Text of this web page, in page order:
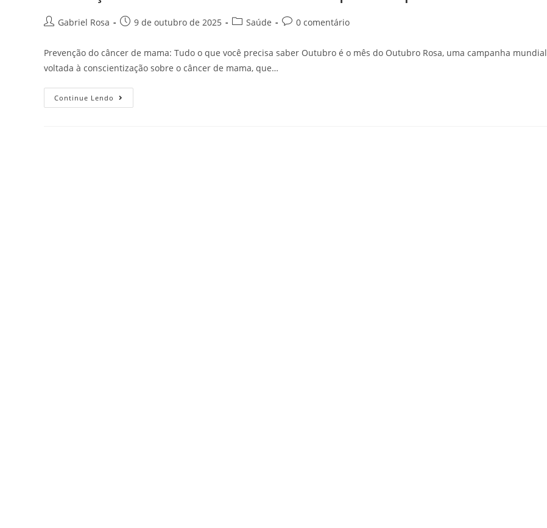
Gabriel Rosa 9 de outubro de 2025 Saúde 0 comentário
Prevenção do câncer de mama: Tudo o que você precisa saber Outubro é o mês do Outubro Rosa, uma campanha mundial
voltada à conscientização sobre o câncer de mama, que…
Continue Lendo